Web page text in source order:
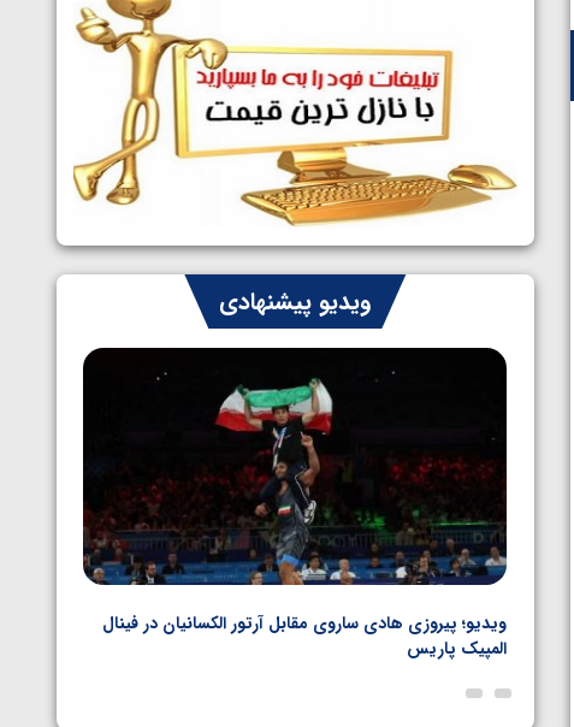
سوم برای ایران
1405/05/07
ایران چشم به راه چهار مدال در پنج وزن
دوم کشتی فرنگی نوجوانان جهان
1405/05/06
ویدیو پیشنهادی
ویدیو؛ پیروزی هادی ساروی مقابل آرتور الکسانیان در فینال
المپیک پاریس